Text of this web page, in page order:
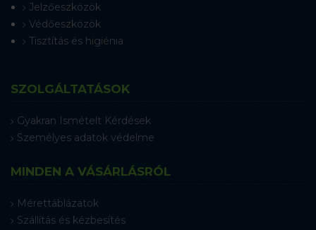
Jelzőeszközök
Védőeszközök
Tisztítás és higiénia
SZOLGÁLTATÁSOK
Gyakran Ismételt Kérdések
Személyes adatok védelme
MINDEN A VÁSÁRLÁSRÓL
Mérettáblázatok
Szállítás és kézbesítés